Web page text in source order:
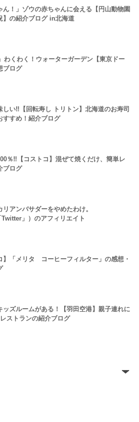
ん！」ゾウの赤ちゃんに会える【円山動物園
】の紹介ブログ in北海道
わくわく！ウォーターガーデン【東京ドー
ブログ
しい‼【回転寿し トリトン】北海道のお寿司
すすめ！紹介ブログ
％‼【コストコ】混ぜて焼くだけ、簡単レ
ブログ
リアンバサダーをやめたわけ。
」）のアフィリエイト
】「メリタ コーヒーフィルター」の感想・
ッズルームがある！【羽田空港】親子連れに
ストランの紹介ブログ